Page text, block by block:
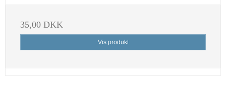
35,00 DKK
Vis produkt